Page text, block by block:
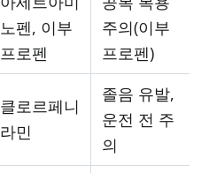
노펜, 이부
프로펜
주의(이부
프로펜)
클로르페니
라민
졸음 유발,
운전 전 주
의